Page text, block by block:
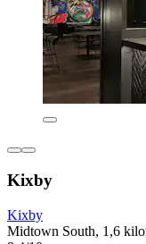
Kixby
Kixby
Midtown South, 1,6